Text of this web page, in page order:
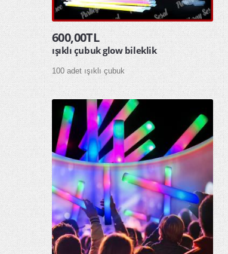
600,00TL
ışıklı çubuk glow bileklik
100 adet ışıklı çubuk